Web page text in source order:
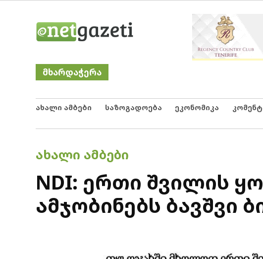
Netgazeti
მხარდაჭერა
ახალი ამბები საზოგადოება ეკონომიკა
POSTED
ᲐᲮᲐᲚᲘ ᲐᲛᲑᲔᲑᲘ
NDI: ერთი შვილის
ამჯობინებს ბავშვი